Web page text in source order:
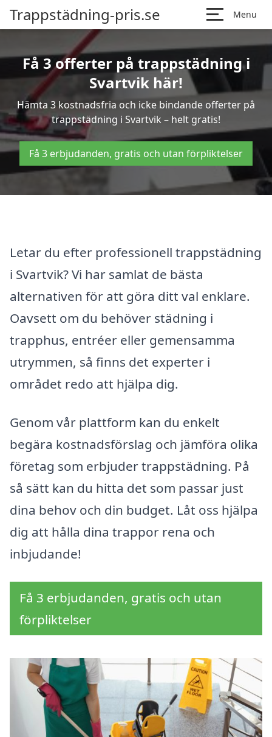
Trappstädning-pris.se Menu
Få 3 offerter på trappstädning i
Svartvik här!
Hämta 3 kostnadsfria och icke bindande offerter på
trappstädning i Svartvik – helt gratis!
Få 3 erbjudanden, gratis och utan förpliktelser
Letar du efter professionell trappstädning
i Svartvik? Vi har samlat de bästa
alternativen för att göra ditt val enklare.
Oavsett om du behöver städning i
trapphus, entréer eller gemensamma
utrymmen, så finns det experter i
området redo att hjälpa dig.
Genom vår plattform kan du enkelt
begära kostnadsförslag och jämföra olika
företag som erbjuder trappstädning. På
så sätt kan du hitta det som passar just
dina behov och din budget. Låt oss hjälpa
dig att hålla dina trappor rena och
inbjudande!
Få 3 erbjudanden, gratis och utan
förpliktelser